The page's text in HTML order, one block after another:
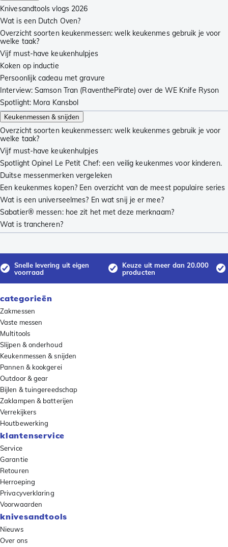
Knivesandtools vlogs 2026
Wat is een Dutch Oven?
Overzicht soorten keukenmessen: welk keukenmes gebruik je voor
welke taak?
Vijf must-have keukenhulpjes
Koken op inductie
Persoonlijk cadeau met gravure
Interview: Samson Tran (RaventhePirate) over de WE Knife Ryson
Spotlight: Mora Kansbol
Keukenmessen & snijden
Overzicht soorten keukenmessen: welk keukenmes gebruik je voor
welke taak?
Vijf must-have keukenhulpjes
Spotlight Opinel Le Petit Chef: een veilig keukenmes voor kinderen.
Duitse messenmerken vergeleken
Een keukenmes kopen? Een overzicht van de meest populaire series
Wat is een universeelmes? En wat snij je er mee?
Sabatier® messen: hoe zit het met deze merknaam?
Wat is trancheren?
Snelle levering uit eigen
voorraad
Keuze uit meer dan 20.000
producten
categorieën
Zakmessen
Vaste messen
Multitools
Slijpen & onderhoud
Keukenmessen & snijden
Pannen & kookgerei
Outdoor & gear
Bijlen & tuingereedschap
Zaklampen & batterijen
Verrekijkers
Houtbewerking
klantenservice
Service
Garantie
Retouren
Herroeping
Privacyverklaring
Voorwaarden
knivesandtools
Nieuws
Over ons